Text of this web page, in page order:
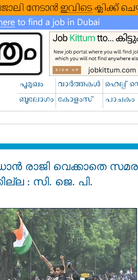
രാജി വെക്കാതെ
: സി. ജെ. പി.